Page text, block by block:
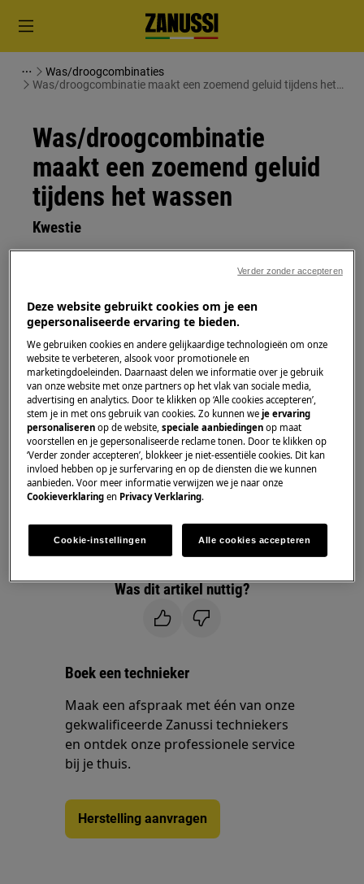
Was/droogcombinaties
Was/droogcombinatie maakt een zoemend geluid tijdens het
Was/droogcombinatie
maakt een zoemend geluid
tijdens het wassen
Kwestie
zoemend geluid tijdens het wassen.
Heeft betrekking op
Was/droogcombinatie
Oplossing
Het is normaal dat het apparaat geluid
maakt tijdens het draaien van de motor.
Neem contact op met onze servicedienst
voor een afspraak.
probleem niet hebben opgelost, adviseren wij
een bezoek van een technicus aan te vragen.
Was dit artikel nuttig?
Boek een technieker
Maak een afspraak met één van onze
gekwalificeerde Zanussi techniekers
en ontdek onze professionele service
bij je thuis.
Herstelling aanvragen
Deze website gebruikt cookies om je een
gepersonaliseerde ervaring te bieden.
We gebruiken cookies en andere gelijkaardige technologieën om onze
website te verbeteren, alsook voor promotionele en
marketingdoeleinden. Daarnaast delen we informatie over je gebruik
van onze website met onze partners op het vlak van sociale media,
advertising en analytics. Door te klikken op ‘Alle cookies accepteren’,
stem je in met ons gebruik van cookies. Zo kunnen weje ervaring
personaliseren op de website,speciale aanbiedingen op maat
voorstellen en je gepersonaliseerde reclame tonen. Door te klikken op
‘Verder zonder accepteren’, blokkeer je niet-essentiële cookies. Dit kan
invloed hebben op je surfervaring en op de diensten die we kunnen
aanbieden. Voor meer informatie verwijzen we je naar onze
Cookieverklaring en Privacy Verklaring.
Cookie-instellingen Alle cookies accepteren
Verder zonder accepteren